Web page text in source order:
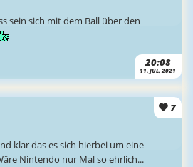
20:08
11. JUL. 2021
sein sich mit dem Ball über den
7
klar das es sich hierbei um eine
Nintendo nur Mal so ehrlich...